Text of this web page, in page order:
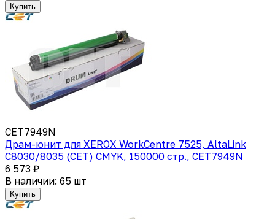
Купить
CET7949N
Драм-юнит для XEROX WorkCentre 7525, AltaLink
C8030/8035 (CET) CMYK, 150000 стр., CET7949N
6 573 ₽
В наличии: 65 шт
Купить